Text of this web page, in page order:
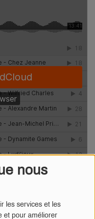
nous
les services et les
et pour améliorer